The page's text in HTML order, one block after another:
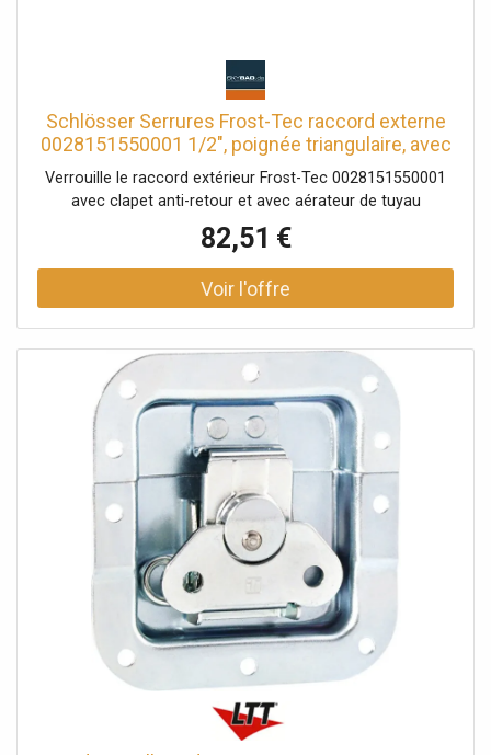
Schlösser Serrures Frost-Tec raccord externe
0028151550001 1/2", poignée triangulaire, avec
clé à douille, pour construction en coque,
chromé
Verrouille le raccord extérieur Frost-Tec 0028151550001
avec clapet anti-retour et avec aérateur de tuyau
82,51 €